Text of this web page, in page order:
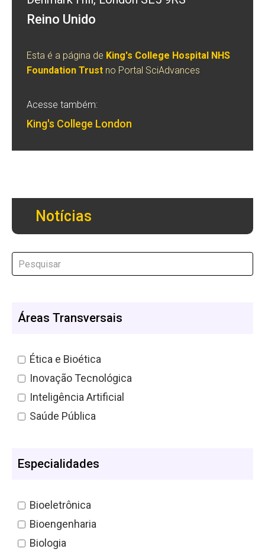
Reino Unido
Esta é a página de King's College Hospital NHS
Foundation Trust no Portal SciAdvances
Acesse também:
King's College London
Notícias
Áreas Transversais
Ética e Bioética
Inovação Tecnológica
Inteligência Artificial
Saúde Pública
Especialidades
Bioeletrônica
Bioengenharia
Biologia